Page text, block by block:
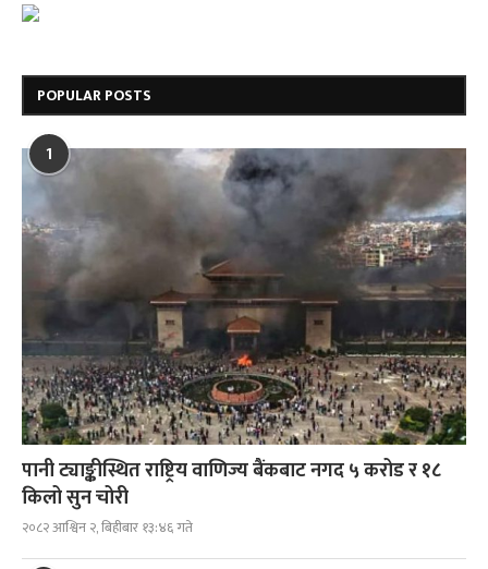
POPULAR POSTS
1
पानी ट्याङ्कीस्थित राष्ट्रिय वाणिज्य बैंकबाट नगद ५ करोड र १८
किलो सुन चोरी
२०८२ आश्विन २, बिहीबार १३:४६ गते